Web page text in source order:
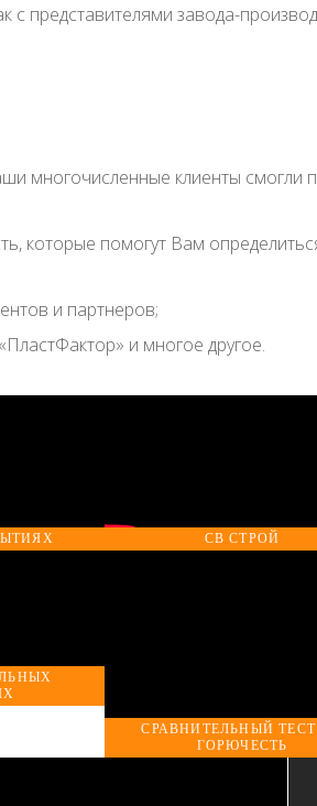
представителями завода-
многочисленные клиенты
которые помогут Вам
и партнеров;
и многое другое.
СВ СТРОЙ
СРАВНИТЕЛЬНЫЙ
ГОРЮЧЕСТЬ